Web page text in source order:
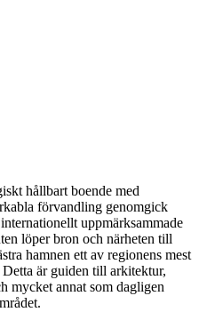
hållbart boende med
förvandling genomgick
uppmärksammade
löper bron och närheten till
hamnen ett av regionens mest
är guiden till arkitektur,
mycket annat som dagligen